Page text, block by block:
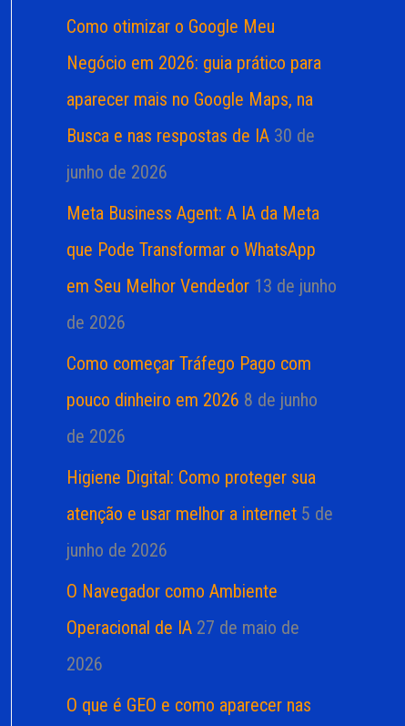
Como otimizar o Google Meu
Negócio em 2026: guia prático para
aparecer mais no Google Maps, na
Busca e nas respostas de IA 30 de
junho de 2026
Meta Business Agent: A IA da Meta
que Pode Transformar o WhatsApp
em Seu Melhor Vendedor 13 de junho
de 2026
Como começar Tráfego Pago com
pouco dinheiro em 2026 8 de junho
de 2026
Higiene Digital: Como proteger sua
atenção e usar melhor a internet 5 de
junho de 2026
O Navegador como Ambiente
Operacional de IA 27 de maio de
2026
O que é GEO e como aparecer nas